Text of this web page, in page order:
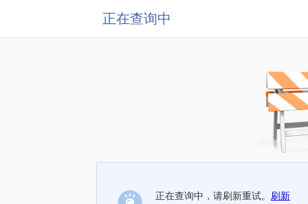
正在查询中
正在查询中，请刷新重试。 刷新